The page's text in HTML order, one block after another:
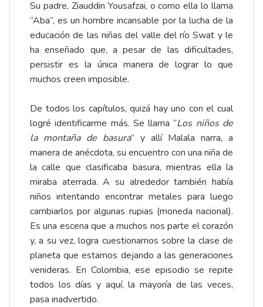
Su padre, Ziauddin Yousafzai, o como ella lo llama
“Aba”, es un hombre incansable por la lucha de la
educación de las niñas del valle del río Swat y le
ha enseñado que, a pesar de las dificultades,
persistir es la única manera de lograr lo que
muchos creen imposible.
De todos los capítulos, quizá hay uno con el cual
logré identificarme más. Se llama “Los niños de
la montaña de basura” y allí Malala narra, a
manera de anécdota, su encuentro con una niña de
la calle que clasificaba basura, mientras ella la
miraba aterrada. A su alrededor también había
niños intentando encontrar metales para luego
cambiarlos por algunas rupias (moneda nacional).
Es una escena que a muchos nos parte el corazón
y, a su vez, logra cuestionarnos sobre la clase de
planeta que estamos dejando a las generaciones
venideras. En Colombia, ese episodio se repite
todos los días y aquí, la mayoría de las veces,
pasa inadvertido.